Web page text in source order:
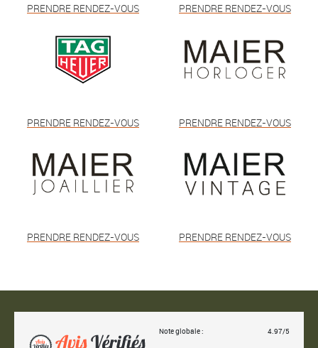
PRENDRE RENDEZ-VOUS PRENDRE RENDEZ-VOUS
PRENDRE RENDEZ-VOUS PRENDRE RENDEZ-VOUS
PRENDRE RENDEZ-VOUS PRENDRE RENDEZ-VOUS
Note globale : 4.97/5